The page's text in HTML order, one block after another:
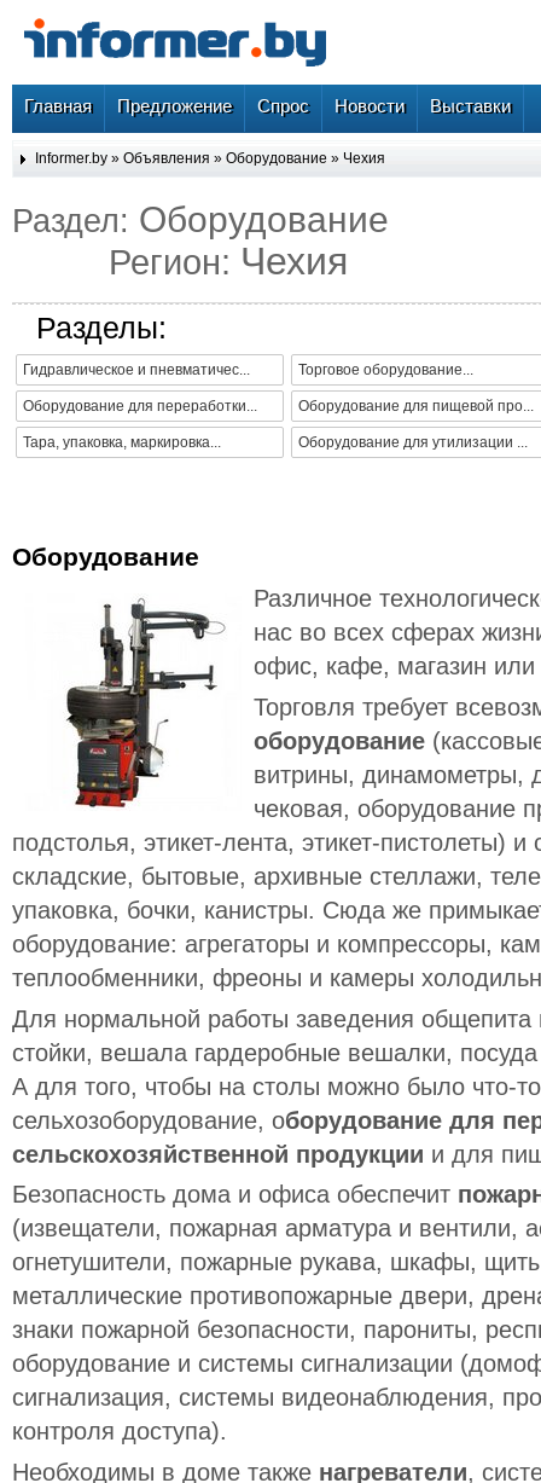
Главная Предложение Спрос Новости Выставки
Informer.by » Объявления » Оборудование » Чехия
Раздел: Оборудование
Регион: Чехия
Разделы:
Гидравлическое и пневматичес... Торговое оборудование...
Оборудование для переработки... Оборудование для пищевой про...
Тара, упаковка, маркировка... Оборудование для утилизации ...
Оборудование
Различное
нас во всех сферах
офис, кафе, магазин или
Торговля требует
оборудование
витрины, динамометры,
чековая, оборудование
подстолья, этикет-лента, этикет-пистолеты)
складские, бытовые, архивные стеллажи,
упаковка, бочки, канистры. Сюда же
оборудование: агрегаторы и компрессоры,
теплообменники, фреоны и камеры
Для нормальной работы заведения общепита
стойки, вешала гардеробные вешалки,
А для того, чтобы на столы можно было что-то
сельхозоборудование, оборудование для
сельскохозяйственной продукции и для
Безопасность дома и офиса обеспечит
(извещатели, пожарная арматура и вентили,
огнетушители, пожарные рукава, шкафы,
металлические противопожарные двери,
знаки пожарной безопасности, парониты,
оборудование и системы сигнализации
сигнализация, системы видеонаблюдения,
контроля доступа).
Необходимы в доме также нагреватели,